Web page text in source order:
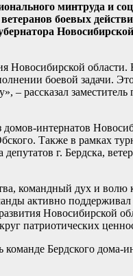
минтруда и
боевых
Новосибирской области.
боевой задачи.
рассказал заместитель
интернатов
Также в рамках
г. Бердска,
командный дух и волю
активно поддерживал
Новосибирской
патриотических
Бердского дома-